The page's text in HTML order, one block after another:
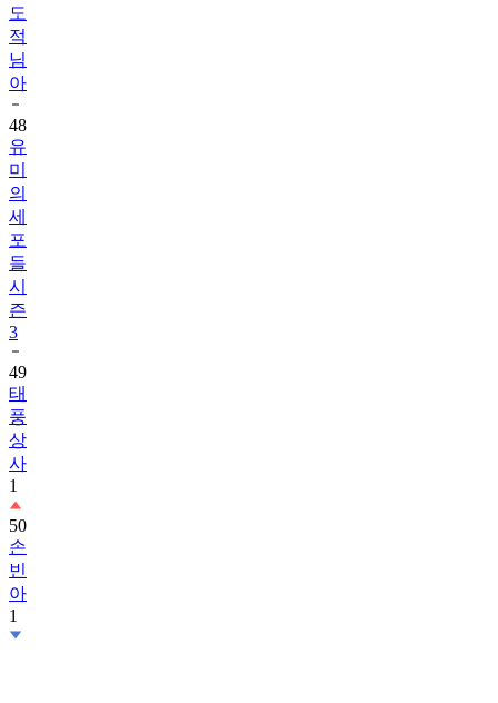
도
적
님
아
48
유
미
의
세
포
들
시
즌
3
49
태
풍
상
사
1
50
손
빈
아
1